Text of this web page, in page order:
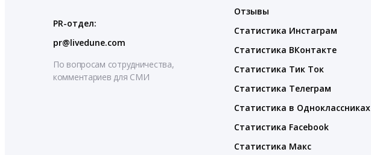
PR-отдел:
pr@livedune.com
По вопросам сотрудничества,
комментариев для СМИ
Отзывы
Статистика Инстаграм
Статистика ВКонтакте
Статистика Тик Ток
Статистика Телеграм
Статистика в Одноклассниках
Статистика Facebook
Статистика Макс